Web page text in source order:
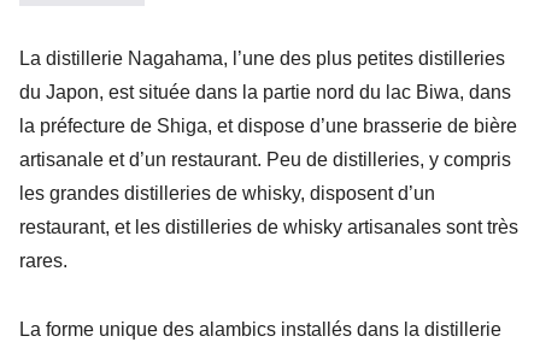
La distillerie Nagahama, l’une des plus petites distilleries
du Japon, est située dans la partie nord du lac Biwa, dans
la préfecture de Shiga, et dispose d’une brasserie de bière
artisanale et d’un restaurant. Peu de distilleries, y compris
les grandes distilleries de whisky, disposent d’un
restaurant, et les distilleries de whisky artisanales sont très
rares.
La forme unique des alambics installés dans la distillerie